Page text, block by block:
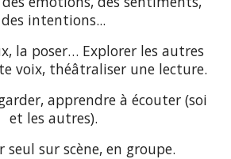
des intentions...
la poser… Explorer les autres
voix, théâtraliser une lecture.
apprendre à écouter (soi
et les autres).
seul sur scène, en groupe.